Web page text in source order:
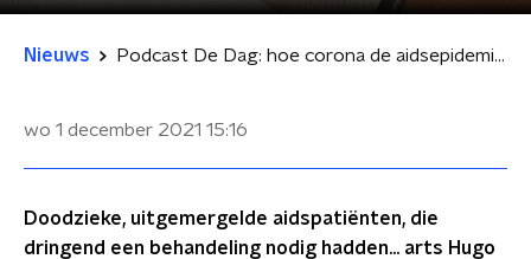
Nieuws Podcast De Dag: hoe corona de aidsepidemie ondersneeuwde
wo 1 december 2021 15:16
Doodzieke, uitgemergelde aidspatiënten, die
dringend een behandeling nodig hadden… arts Hugo